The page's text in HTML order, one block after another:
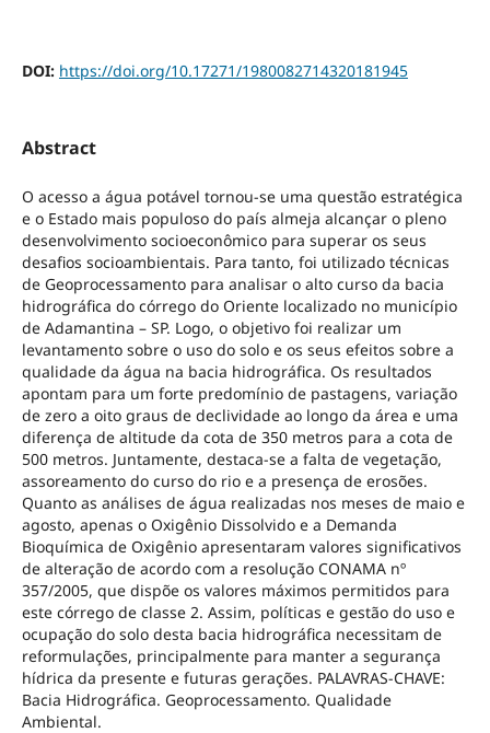
DOI: https://doi.org/10.17271/1980082714320181945
Abstract
O acesso a água potável tornou-se uma questão estratégica
e o Estado mais populoso do país almeja alcançar o pleno
desenvolvimento socioeconômico para superar os seus
desafios socioambientais. Para tanto, foi utilizado técnicas
de Geoprocessamento para analisar o alto curso da bacia
hidrográfica do córrego do Oriente localizado no município
de Adamantina – SP. Logo, o objetivo foi realizar um
levantamento sobre o uso do solo e os seus efeitos sobre a
qualidade da água na bacia hidrográfica. Os resultados
apontam para um forte predomínio de pastagens, variação
de zero a oito graus de declividade ao longo da área e uma
diferença de altitude da cota de 350 metros para a cota de
500 metros. Juntamente, destaca-se a falta de vegetação,
assoreamento do curso do rio e a presença de erosões.
Quanto as análises de água realizadas nos meses de maio e
agosto, apenas o Oxigênio Dissolvido e a Demanda
Bioquímica de Oxigênio apresentaram valores significativos
de alteração de acordo com a resolução CONAMA nº
357/2005, que dispõe os valores máximos permitidos para
este córrego de classe 2. Assim, políticas e gestão do uso e
ocupação do solo desta bacia hidrográfica necessitam de
reformulações, principalmente para manter a segurança
hídrica da presente e futuras gerações. PALAVRAS-CHAVE:
Bacia Hidrográfica. Geoprocessamento. Qualidade
Ambiental.